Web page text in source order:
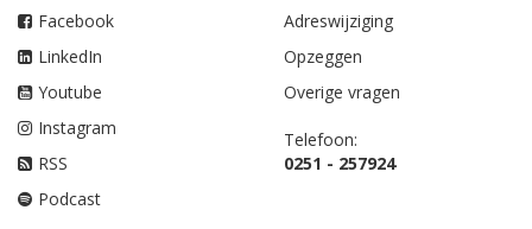
Facebook
LinkedIn
Youtube
Instagram
RSS
Podcast
Adreswijziging
Opzeggen
Overige vragen
Telefoon:
0251 - 257924